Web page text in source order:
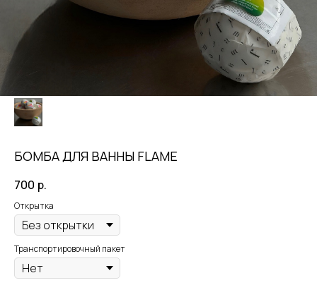
БОМБА ДЛЯ ВАННЫ FLAME
700 р.
Открытка
Транспортировочный пакет